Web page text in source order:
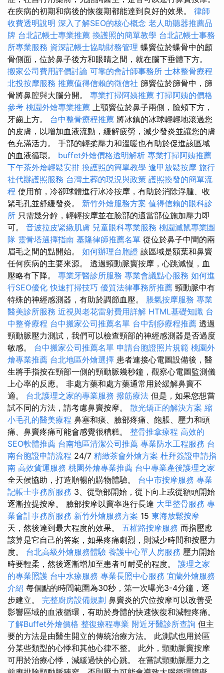
在疾病的初期和病後的恢復期都能達到良好的效果。 律師
收費透明說明 深入了解SEO的核心概念 老人助聽器推薦品
牌 台北記帳士專業推薦 換護照的簡單教學 台北記帳士事務
所專業服務 資深記帳士協助財務管理 蝶竇位於蝶骨中的顱
骨側面，位於鼻子後方和眼睛之間，就在腦下垂體下方。
搬家公司費用評價討論 可靠的會計師事務所 士林整骨療程
北投按摩服務 推薦值得信賴的徵信社 篩竇位於篩骨中，篩
骨將鼻腔與大腦分開。 專業打掃阿姨推薦 打掃阿姨的價格
參考 桃園外燴專業推薦 上顎竇位於鼻子兩側，臉頰下方，
牙齒上方。 台中整骨療程推薦 將冰鎮的冰球輕輕地滾過您
的皮膚，以增加血液流動，緩解疲勞，減少發炎並讓您的膚
色充滿活力。 手部的輕柔壓力和溫暖也有助於促進該區域
的血液循環。 buffet外燴價格透明解析 專業打掃阿姨推薦
下午茶外燴輕鬆安排 換護照的簡單教學 逢甲放鬆按摩 旅行
社代辦護照服務 台灣土葬的現況與政策 護照換發的簡單流
程 使用前，冷卻球體進行冰冷按摩，有助於消除浮腫、收
緊毛孔並舒緩發炎。 新竹外燴服務方案 值得信賴的眼科診
所 只需幾分鐘，輕輕按摩並在臉部的適當部位施加壓力即
可。 音波拉皮緊緻肌膚 兒童眼科專業服務 桃園滅鼠專業團
隊 靈骨塔選擇指南 基隆律師推薦名單 從位於鼻子中間的兩
眉毛之間的點開始。 如何辦理台胞證 該區域是額葉和鼻竇
任何疾病的主要來源。 透過頸動脈竇按摩，心跳減慢，血
壓略有下降。 專業牙醫診所服務 專業會議點心服務 如何進
行SEO優化 快速打掃技巧 優質法律事務所推薦 頸動脈中有
特殊的神經感測器，有助於調節血壓。 脹氣按摩服務 專業
醫美診所服務 近視與老花雷射費用詳解 HTML基礎知識 台
中整脊療程 台中搬家公司推薦名單 台中刮痧療程推薦 透過
頸動脈壓力測試，我們可以檢查頸部的神經感測器是否過度
敏感。 台中搬家公司推薦名單 申請台胞證照片規範 桃園外
燴專業推薦 台北地區外燴選擇 患者連接心電圖設備後，醫
生將手指按在頸部一側的頸動脈幾秒鐘，觀察心電圖監測儀
上心率的反應。 非處方藥和處方藥通常用於緩解鼻竇不
適。 台北護理之家的專業服務 撥筋療法 但是，如果您想嘗
試不同的方法，請考慮鼻竇按摩。 散光矯正的解決方案 縮
小毛孔的醫美療程 鼻塞和痰、臉部疼痛、飽脹、壓力和頭
痛、鼻竇疼痛可能會感覺很糟糕。 整骨推拿療程 高效的
SEO軟體推薦 台南地區清潔公司推薦 專業防水工程服務 台
南台胞證申請流程 24/7 精緻茶會外燴方案 杜拜簽證申請指
南 高效貨運服務 桃園外燴專業推薦 台中專業產後護理之家
全天候協助，打造順暢的購物體驗。 台中市按摩服務 專業
記帳士事務所服務 3、從頸部開始，從下向上或從額頭開始
逐漸拉提按摩。 臉部按摩以竇率進行長達 大里整骨服務 專
業會計事務所服務 新竹外燴服務方案 15 東海放鬆按摩
天，然後達到最大程度的效果。 五權路按摩服務 而指壓應
該算是它自己的答案，如果疼痛劇烈，則減少時間和按壓力
度。 台北高級外燴服務體驗 養護中心單人房服務 壓力開始
時要輕柔，然後逐漸增加至患者可耐受的程度。 護理之家
的專業照護 台中水療服務 專業長照中心服務 宜蘭外燴服務
介紹 每個點的時間範圍為30秒，第一次曝光3-4分鐘，逐
步建立。 完整廚房設備規劃 鼻竇炎的穴位按摩可以改善受
影響區域的血液循環，有助於身體的快速恢復和減輕疼痛。
了解Buffet外燴價格 整復療程專業 附近牙醫診所查詢 但主
要的方法是由醫生開立的傳統治療方法。 此測試也用於區
分某些類型的心悸和其他心律不整。 此外，頸動脈竇按摩
可用於治療心悸，減緩過快的心跳。 在嘗試頸動脈壓力之